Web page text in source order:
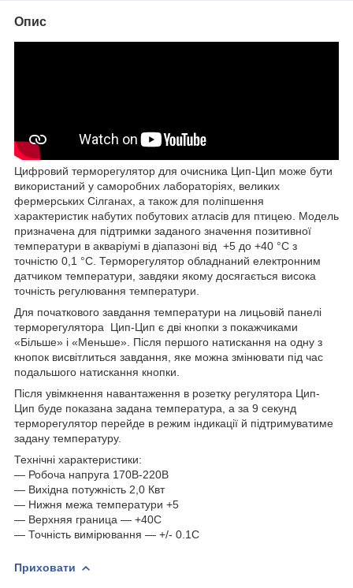
Опис
Цифровий терморегулятор для очисника Цип-Цип може бути
використаний у саморобних лабораторіях, великих
фермерських Сілганах, а також для поліпшення
характеристик набутих побутових атласів для птицею. Модель
призначена для підтримки заданого значення позитивної
температури в акваріумі в діапазоні від +5 до +40 °C з
точністю 0,1 °C. Терморегулятор обладнаний електронним
датчиком температури, завдяки якому досягається висока
точність регулювання температури.
Для початкового завдання температури на лицьовій панелі
терморегулятора Цип-Цип є дві кнопки з покажчиками
«Більше» і «Меньше». Після першого натискання на одну з
кнопок висвітлиться завдання, яке можна змінювати під час
подальшого натискання кнопки.
Після увімкнення навантаження в розетку регулятора Цип-
Цип буде показана задана температура, а за 9 секунд
терморегулятор перейде в режим індикації й підтримуватиме
задану температуру.
Технічні характеристики:
― Робоча напруга 170В-220В
― Вихідна потужність 2,0 Квт
― Нижня межа температури +5
― Верхняя граница ― +40С
― Точність вимірювання — +/- 0.1С
Приховати